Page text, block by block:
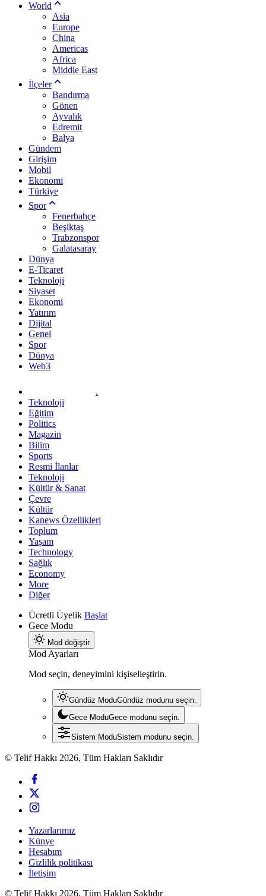
World
Asia
Europe
China
Americas
Africa
Middle East
İlçeler
Bandırma
Gönen
Ayvalık
Edremit
Balya
Gündem
Girişim
Mobil
Ekonomi
Türkiye
Spor
Fenerbahçe
Beşiktaş
Trabzonspor
Galatasaray
Dünya
E-Ticaret
Teknoloji
Siyaset
Ekonomi
Yatırım
Dijital
Genel
Spor
Dünya
Web3
.
Teknoloji
Eğitim
Politics
Magazin
Bilim
Sports
Resmi İlanlar
Teknoloji
Kültür & Sanat
Çevre
Kültür
Kanews Özellikleri
Toplum
Yaşam
Technology
Sağlık
Economy
More
Diğer
Ücretli Üyelik Başlat
Gece Modu
Mod değiştir
Mod Ayarları
Mod seçin, deneyimini kişiselleştirin.
Gündüz ModuGündüz modunu seçin.
Gece ModuGece modunu seçin.
Sistem ModuSistem modunu seçin.
© Telif Hakkı 2026, Tüm Hakları Saklıdır
Yazarlarımız
Künye
Hesabım
Gizlilik politikası
İletişim
© Telif Hakkı 2026, Tüm Hakları Saklıdır